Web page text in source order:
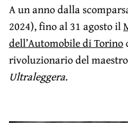
A un anno dalla
2024), fino al 31 agosto il
dell’Automobile di Torino
rivoluzionario del
Ultraleggera.